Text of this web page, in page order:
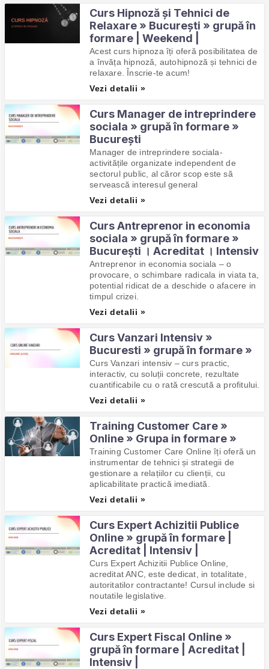
Curs Hipnoză și Tehnici de
Relaxare » București » grupă în
formare | Weekend |
Acest curs hipnoza îți oferă posibilitatea de
a învăța hipnoză, autohipnoză și tehnici de
relaxare. Înscrie-te acum!
Vezi detalii »
Curs Manager de intreprindere
sociala » grupă în formare »
București
Manager de intreprindere sociala-
activitățile organizate independent de
sectorul public, al căror scop este să
servească interesul general
Vezi detalii »
Curs Antreprenor in economia
sociala » grupă în formare »
București । Acreditat । Intensiv
Antreprenor in economia sociala – o
provocare, o schimbare radicala in viata ta,
potential ridicat de a deschide o afacere in
timpul crizei.
Vezi detalii »
Curs Vanzari Intensiv »
Bucuresti » grupă în formare »
Curs Vanzari intensiv – curs practic,
interactiv, cu soluții concrete, rezultate
cuantificabile cu o rată crescută a profitului.
Vezi detalii »
Training Customer Care »
Online » Grupa in formare »
Training Customer Care Online îți oferă un
instrumentar de tehnici și strategii de
gestionare a relațiilor cu clienții, cu
aplicabilitate practică imediată.
Vezi detalii »
Curs Expert Achizitii Publice
Online » grupă în formare |
Acreditat | Intensiv |
Curs Expert Achizitii Publice Online,
acreditat ANC, este dedicat, in totalitate,
autoritatilor contractante! Cursul include si
noutatile legislative.
Vezi detalii »
Curs Expert Fiscal Online »
grupă în formare | Acreditat |
Intensiv |